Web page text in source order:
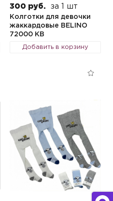
300 руб. за 1 шт
Колготки для девочки
жаккардовые BELINO
72000 KB
Добавить в корзину